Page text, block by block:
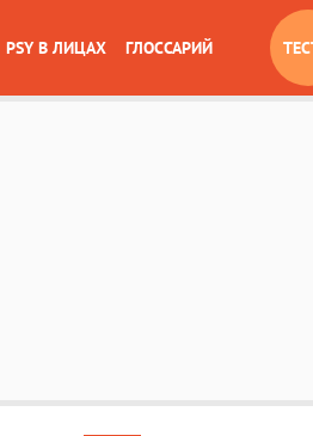
PSY В ЛИЦАХ ГЛОССАРИЙ